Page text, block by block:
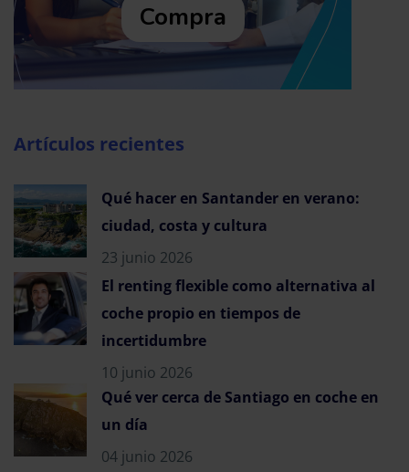
Compra
Artículos recientes
Qué hacer en Santander en verano:
ciudad, costa y cultura
23 junio 2026
El renting flexible como alternativa al
coche propio en tiempos de
incertidumbre
10 junio 2026
Qué ver cerca de Santiago en coche en
un día
04 junio 2026